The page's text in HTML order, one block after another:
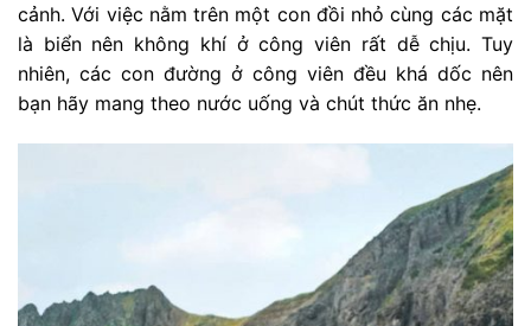
cảnh. Với việc nằm trên một con đồi nhỏ cùng các mặt
là biển nên không khí ở công viên rất dễ chịu. Tuy
nhiên, các con đường ở công viên đều khá dốc nên
bạn hãy mang theo nước uống và chút thức ăn nhẹ.